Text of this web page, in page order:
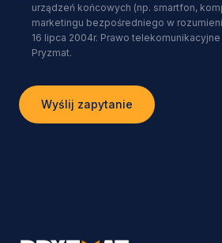
urządzeń końcowych (np. smartfon,
marketingu bezpośredniego w
16 lipca 2004r. Prawo
Pryzmat.
Wyślij zapytanie